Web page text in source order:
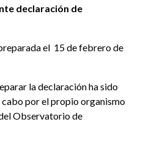
declaración de
el 15 de febrero de
la declaración ha sido
por el propio organismo
Observatorio de